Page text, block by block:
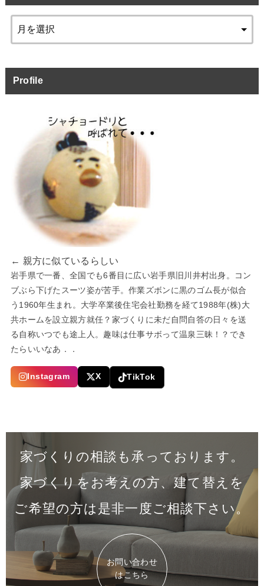
Profile
← 親方に似ているらしい
岩手県で一番、全国でも6番目に広い岩手県旧川井村出身。コン
ブぶら下げたスーツ姿が苦手。作業ズボンに黒のゴム長が似合
う1960年生まれ。大学卒業後住宅会社勤務を経て1988年(株)大
共ホームを設立親方就任？家づくりに未だ自問自答の日々を送
る自称いつでも途上人。趣味は仕事サボって温泉三昧！？でき
たらいいなあ．．
Instagram X TikTok
家づくりの相談も承っております。
家づくりをお考えの方、建て替えを
ご希望の方は是非一度ご相談下さい。
お問い合わせ
はこちら